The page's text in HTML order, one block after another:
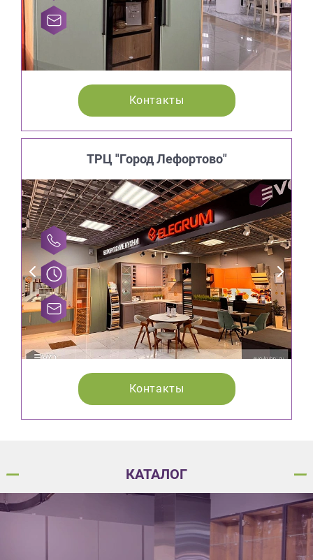
Контакты
ТРЦ "Город Лефортово"
Контакты
КАТАЛОГ